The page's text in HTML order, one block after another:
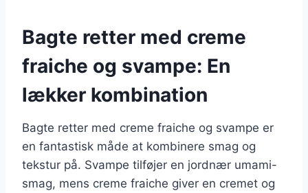
Bagte retter med creme
fraiche og svampe: En
lækker kombination
Bagte retter med creme fraiche og svampe er
en fantastisk måde at kombinere smag og
tekstur på. Svampe tilføjer en jordnær umami-
smag, mens creme fraiche giver en cremet og